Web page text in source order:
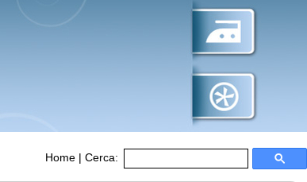
Home | Cerca: